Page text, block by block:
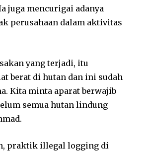
juga mencurigai adanya
perusahaan dalam aktivitas
yang terjadi, itu
berat di hutan dan ini sudah
Kita minta aparat berwajib
semua hutan lindung
praktik illegal logging di